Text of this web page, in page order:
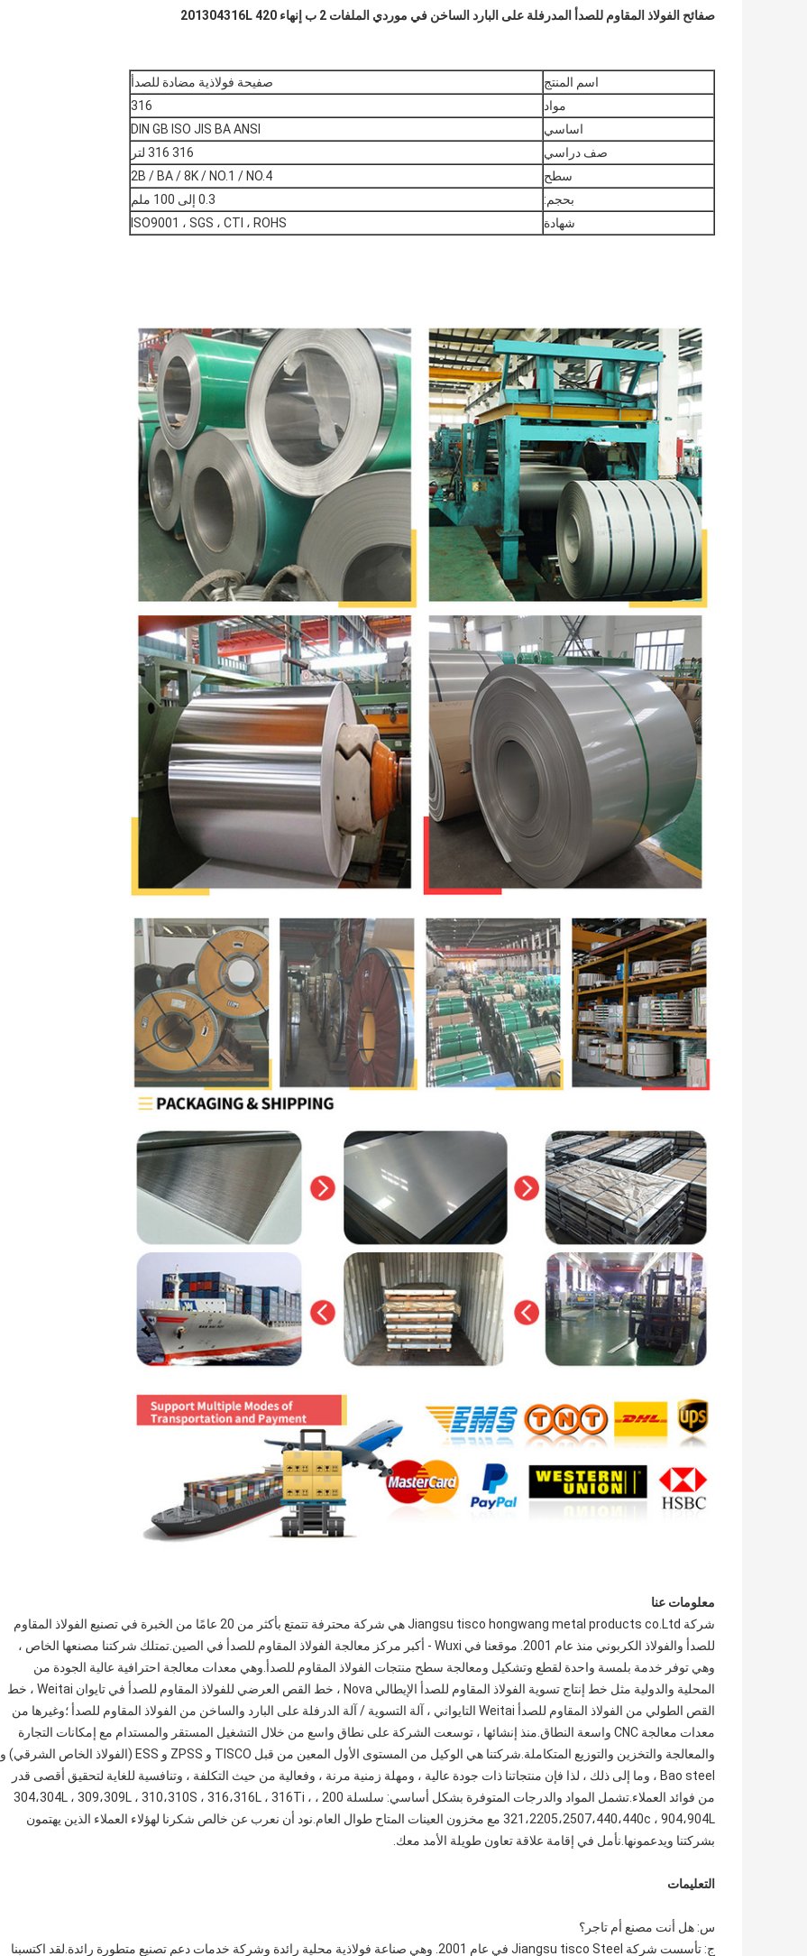
صفائح الفولاذ المقاوم للصدأ المدرفلة على البارد الساخن في موردي الملفات 2 ب إنهاء 201304316L 420
اسم المنتج
صفيحة فولاذية مضادة للصدأ
مواد
316
اساسي
DIN GB ISO JIS BA ANSI
صف دراسي
316 316 لتر
سطح
2B / BA / 8K / NO.1 / NO.4
بحجم:
0.3 إلى 100 ملم
شهادة
ISO9001 ، SGS ، CTI ، ROHS
معلومات عنا
شركة Jiangsu tisco hongwang metal products co.Ltd هي شركة محترفة تتمتع بأكثر من 20 عامًا من الخبرة في تصنيع الفولاذ المقاوم
للصدأ والفولاذ الكربوني منذ عام 2001. موقعنا في Wuxi - أكبر مركز معالجة الفولاذ المقاوم للصدأ في الصين.تمتلك شركتنا مصنعها الخاص ،
وهي توفر خدمة بلمسة واحدة لقطع وتشكيل ومعالجة سطح منتجات الفولاذ المقاوم للصدأ.وهي معدات معالجة احترافية عالية الجودة من
المحلية والدولية مثل خط إنتاج تسوية الفولاذ المقاوم للصدأ الإيطالي Nova ، خط القص العرضي للفولاذ المقاوم للصدأ في تايوان Weitai ، خط
القص الطولي من الفولاذ المقاوم للصدأ Weitai التايواني ، آلة التسوية / آلة الدرفلة على البارد والساخن من الفولاذ المقاوم للصدأ ؛وغيرها من
معدات معالجة CNC واسعة النطاق.منذ إنشائها ، توسعت الشركة على نطاق واسع من خلال التشغيل المستقر والمستدام مع إمكانات التجارة
والمعالجة والتخزين والتوزيع المتكاملة.شركتنا هي الوكيل من المستوى الأول المعين من قبل TISCO و ZPSS و ESS (الفولاذ الخاص الشرقي) و
Bao steel ، وما إلى ذلك ، لذا فإن منتجاتنا ذات جودة عالية ، ومهلة زمنية مرنة ، وفعالية من حيث التكلفة ، وتنافسية للغاية لتحقيق أقصى قدر
من فوائد العملاء.تشمل المواد والدرجات المتوفرة بشكل أساسي: سلسلة 200 ، 304،304L ، 309،309L ، 310،310S ، 316،316L ، 316Ti ،
321،2205،2507،440،440c ، 904،904L مع مخزون العينات المتاح طوال العام.نود أن نعرب عن خالص شكرنا لهؤلاء العملاء الذين يهتمون
بشركتنا ويدعمونها.نأمل في إقامة علاقة تعاون طويلة الأمد معك.
التعليمات
س: هل أنت مصنع أم تاجر؟
ج: تأسست شركة Jiangsu tisco Steel في عام 2001. وهي صناعة فولاذية محلية رائدة وشركة خدمات دعم تصنيع متطورة رائدة.لقد اكتسبنا